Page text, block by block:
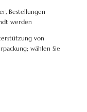
Bestellungen
werden
von
wählen Sie